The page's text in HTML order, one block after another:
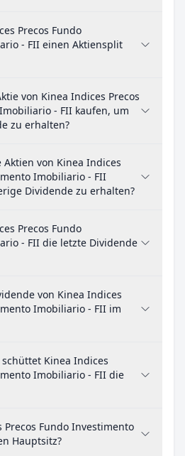
Precos Fundo
- FII einen Aktiensplit
von Kinea Indices Precos
- FII kaufen, um
zu erhalten?
von Kinea Indices
Imobiliario - FII
Dividende zu erhalten?
Precos Fundo
- FII die letzte Dividende
von Kinea Indices
Imobiliario - FII im
Kinea Indices
Imobiliario - FII die
Precos Fundo Investimento
Hauptsitz?